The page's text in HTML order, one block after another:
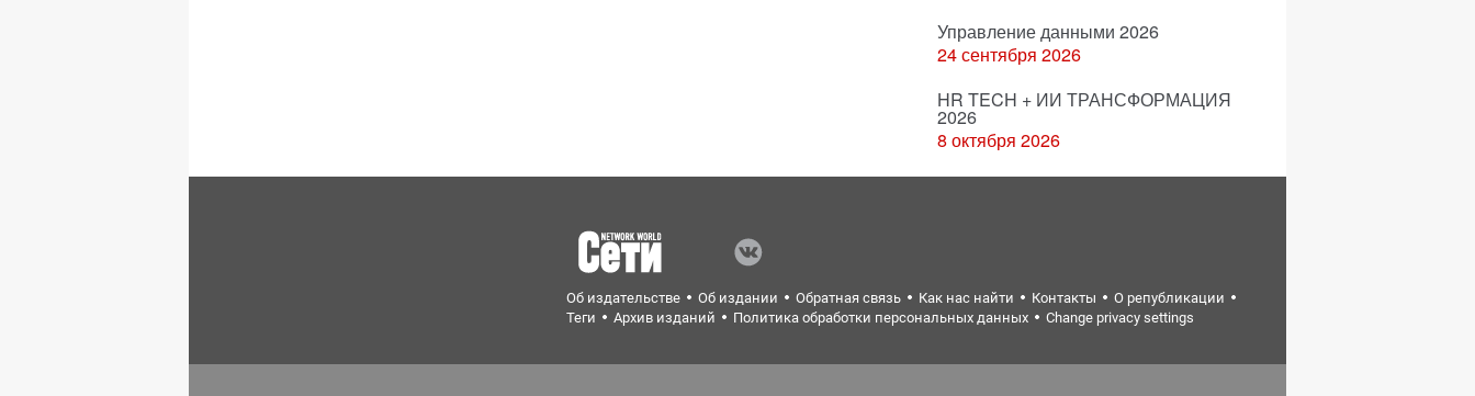
Управление данными 2026
24 сентября 2026
HR TECH + ИИ ТРАНСФОРМАЦИЯ
2026
8 октября 2026
Об издательстве Об издании Обратная связь Как нас найти Контакты
О републикации
Теги
Архив изданий Политика обработки персональных данных Change privacy settings